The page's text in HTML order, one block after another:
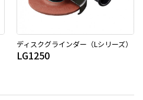
ディスクグラインダー（Lシリーズ）
LG1250